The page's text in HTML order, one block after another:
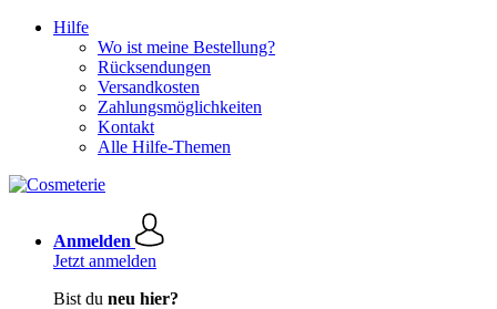
Hilfe
Wo ist meine Bestellung?
Rücksendungen
Versandkosten
Zahlungsmöglichkeiten
Kontakt
Alle Hilfe-Themen
Anmelden
Jetzt anmelden
Bist du neu hier?